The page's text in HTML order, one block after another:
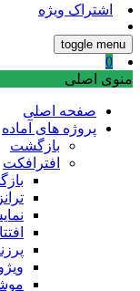
اشتراک ویژه
toggle menu
0
منوی اصلی
صفحه اصلی
پروژه های آماده
بازگشت
افترافکت